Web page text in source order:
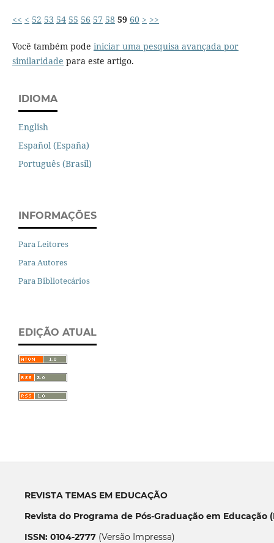
<< < 52 53 54 55 56 57 58 59 60 > >>
Você também pode iniciar uma pesquisa avançada por
similaridade para este artigo.
IDIOMA
English
Español (España)
Português (Brasil)
INFORMAÇÕES
Para Leitores
Para Autores
Para Bibliotecários
EDIÇÃO ATUAL
REVISTA TEMAS EM EDUCAÇÃO
Revista do Programa de Pós-Graduação em Educação
ISSN: 0104-2777(Versão Impressa)